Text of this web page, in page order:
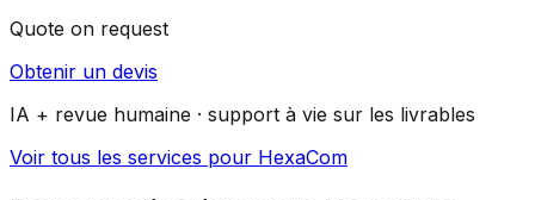
Quote on request
Obtenir un devis
IA + revue humaine · support à vie sur les livrables
Voir tous les services pour HexaCom